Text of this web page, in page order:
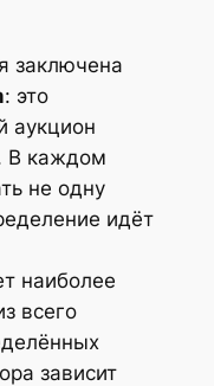
заключена
: это
аукцион
В каждом
не одну
идёт
наиболее
всего
зависит